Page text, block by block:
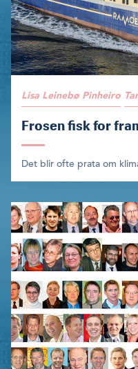
Lisa Leinebø Pinheiro
Frosen fisk for
Det blir ofte prata om